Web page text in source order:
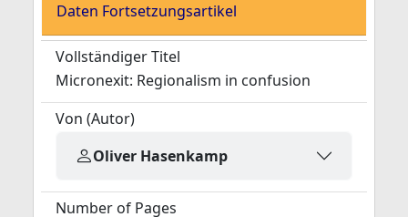
Daten Fortsetzungsartikel
Vollständiger Titel
Micronexit: Regionalism in confusion
Von (Autor)
Oliver Hasenkamp
Number of Pages